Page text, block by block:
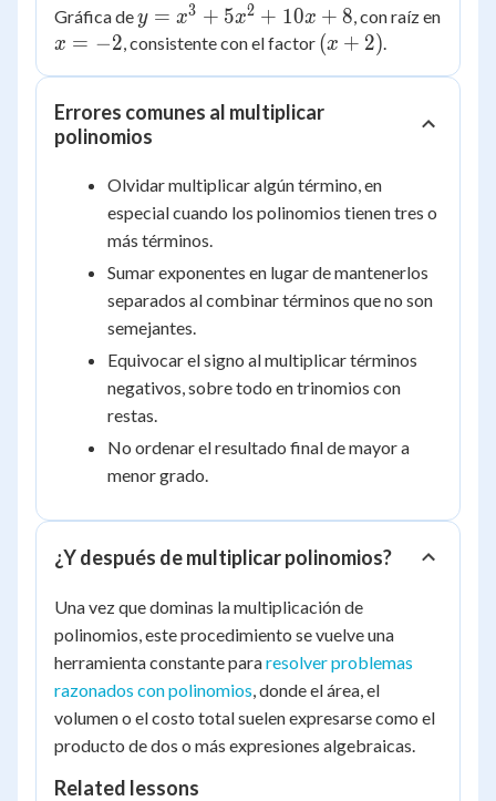
Gráfica dey =
x^3
+
10x
y = x3 + 5x2 + 10x + 8 , con raíz en
x
x = −2 , consistente con el factor (x+2)
(x + 2)
Errores comunes al multiplicar
polinomios
Olvidar multiplicar algún término, en
especial cuando los polinomios tienen tres o
más términos.
Sumar exponentes en lugar de mantenerlos
separados al combinar términos que no son
semejantes.
Equivocar el signo al multiplicar términos
negativos, sobre todo en trinomios con
restas.
No ordenar el resultado final de mayor a
menor grado.
¿Y después de multiplicar polinomios?
Una vez que dominas la multiplicación de
polinomios, este procedimiento se vuelve una
herramienta constante pararesolver problemas
razonados con polinomios , donde el área, el
volumen o el costo total suelen expresarse como el
producto de dos o más expresiones algebraicas.
Related lessons